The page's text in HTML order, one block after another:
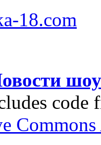
18.com
code